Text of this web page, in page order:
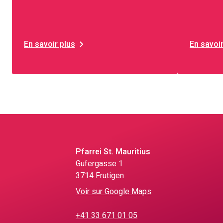
En savoir plus En
Pfarrei St. Mauritius
Gufergasse 1
3714 Frutigen
Voir sur Google Maps
+41 33 671 01 05